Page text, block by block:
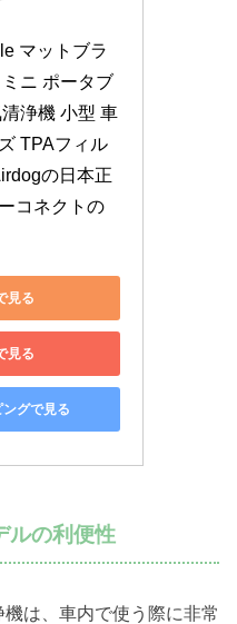
マットブラ
ニ ポータブ
浄機 小型 車
TPAフィル
の日本正
コネクトの
見る
見る
グで見る
ルの利便性
は、車内で使う際に非常